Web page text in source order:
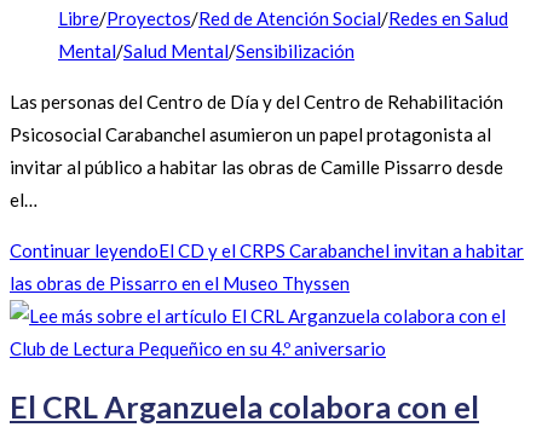
Libre/Proyectos/Red de Atención Social/Redes en Salud
Mental/Salud Mental/Sensibilización
Las personas del Centro de Día y del Centro de Rehabilitación
Psicosocial Carabanchel asumieron un papel protagonista al
invitar al público a habitar las obras de Camille Pissarro desde
el…
Continuar leyendoEl CD y el CRPS Carabanchel invitan a habitar
las obras de Pissarro en el Museo Thyssen
El CRL Arganzuela colabora con el